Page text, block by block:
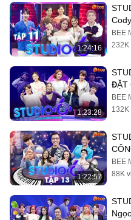
1:24:16
BEE
232K
1:23:28
ĐẶT
BEE
132K
1:22:57
Miss
BEE
88K